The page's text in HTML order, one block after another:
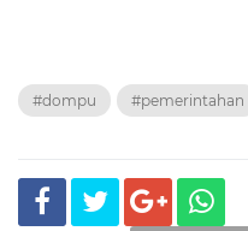
#dompu #pemerintahan